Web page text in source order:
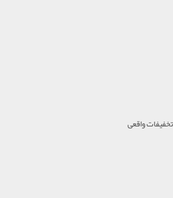
تخفیفات واقعی